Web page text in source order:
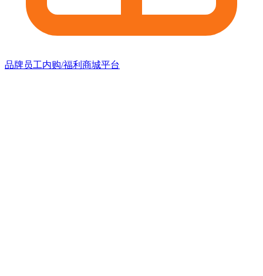
品牌员工内购/福利商城平台